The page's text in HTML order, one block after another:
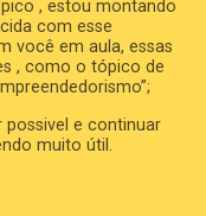
, estou montando
com esse
você em aula, essas
, como o tópico de
possivel e continuar
muito útil.